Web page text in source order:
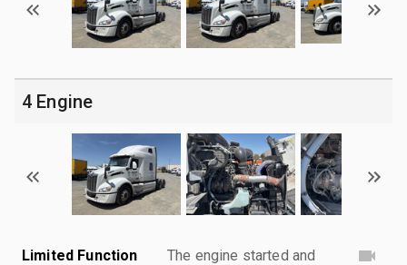
4 Engine
Limited Function
The engine started and